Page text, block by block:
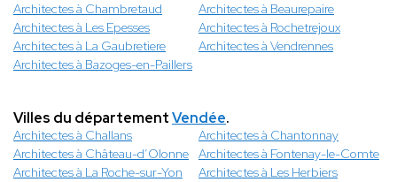
Architectes à Chambretaud
Architectes à Beaurepaire
Architectes à Les Epesses
Architectes à Rochetrejoux
Architectes à La Gaubretiere
Architectes à Vendrennes
Architectes à Bazoges-en-Paillers
Villes du départementVendée.
Architectes à Challans
Architectes à Chantonnay
Architectes à Château-d’Olonne
Architectes à Fontenay-le-Comte
Architectes à La Roche-sur-Yon
Architectes à Les Herbiers